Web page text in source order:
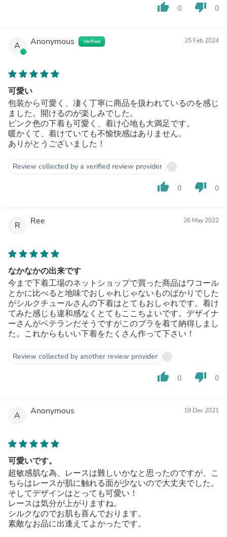
thumb_up 0 thumb_down 0
A Anonymous Verified 25 Feb 2024
可愛い
包装から可愛く、凄く丁寧に商品を扱われているのを感じ
ました。開けるのが楽しみでした。
ピンク色の下着も可愛く、着け心地も大満足です。
暖かくて、着けていても不愉快感はありません。
ありがとうございました！
Review collected by a verified review provider
thumb_up 0 thumb_down 0
R Ree 26 May 2022
なかなかの出来です
今まで下着工場のネットショップで買った商品はワコール
とかに比べると地味でおしゃれじゃないものばかりでした
がシルクチュールさんの下着はとてもおしゃれです。着け
てみた感じも違和感なくとてもここちよいです。デザイナ
ーさんがベテランだそうですがこのブラを着て納得しまし
た。これからもいい下着をたくさん作って下さい！
Review collected by another review provider
thumb_up 0 thumb_down 0
A Anonymous 19 Dec 2021
可愛いです。
超敏感肌な為、レースは難しいかなと思ったのですが、こ
ちらはレースが肌に触れる面が少ないので大丈夫でした。
そしてデザインはとっても可愛い！
レースは気分が上がりますね。
シルクなのでお肌も喜んでおります。
素敵なお品に出逢えてよかったです。